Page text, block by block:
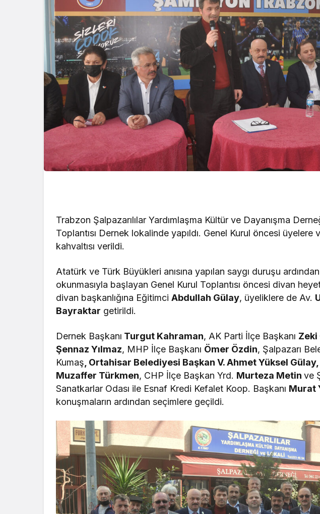
Trabzon Şalpazarılılar Yardımlaşma Kültür ve Dayanışma
Toplantısı Dernek lokalinde yapıldı. Genel Kurul öncesi üyelere
kahvaltısı verildi.
Atatürk ve Türk Büyükleri anısına yapılan saygı duruşu ardından
okunmasıyla başlayan Genel Kurul Toplantısı öncesi divan
divan başkanlığına EğitimciAbdullah Gülay, üyeliklere de Av.
Bayraktar getirildi.
Dernek Başkanı Turgut Kahraman, AK Parti İlçe Başkanı Zeki
Şennaz Yılmaz, MHP İlçe Başkanı Ömer Özdin, Şalpazarı
Kumaş, Ortahisar Belediyesi Başkan V. Ahmet Yüksel Gülay,
Muzaffer Türkmen, CHP İlçe Başkan Yrd. Murteza Metinve
Sanatkarlar Odası ile Esnaf Kredi Kefalet Koop. Başkanı Murat
konuşmaların ardından seçimlere geçildi.